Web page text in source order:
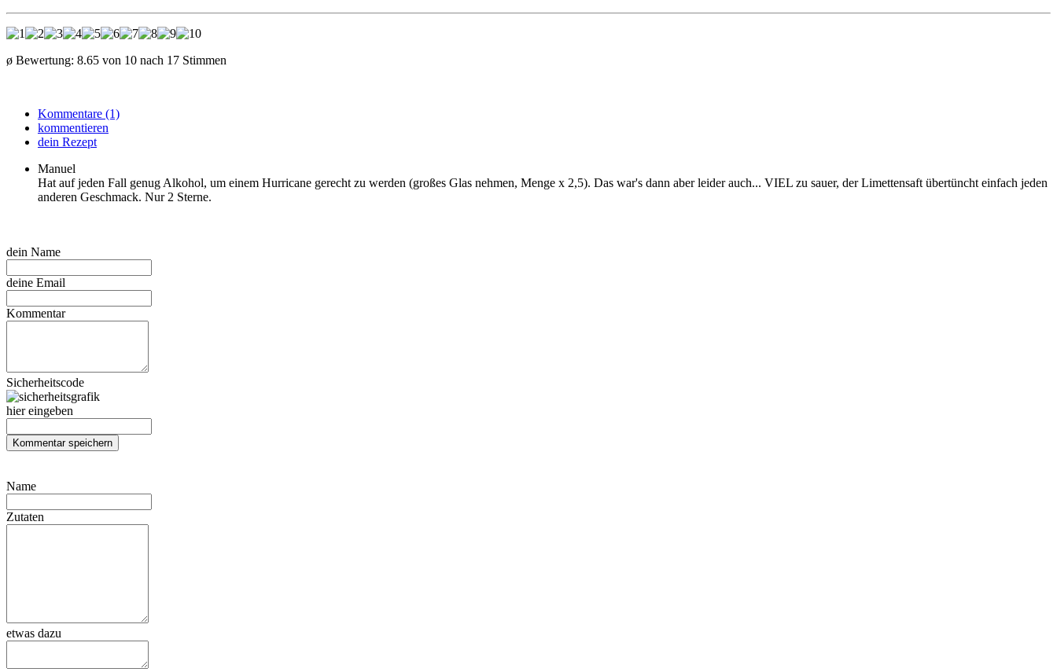
ø Bewertung: 8.65 von 10 nach 17 Stimmen
Kommentare (1)
kommentieren
dein Rezept
Manuel
Hat auf jeden Fall genug Alkohol, um einem Hurricane gerecht zu werden (großes Glas nehmen, Menge x 2,5). Das war's dann aber leider auch... VIEL zu sauer, der Limettensaft übertüncht einfach jeden
anderen Geschmack. Nur 2 Sterne.
dein Name
deine Email
Kommentar
Sicherheitscode
hier eingeben
Name
Zutaten
etwas dazu